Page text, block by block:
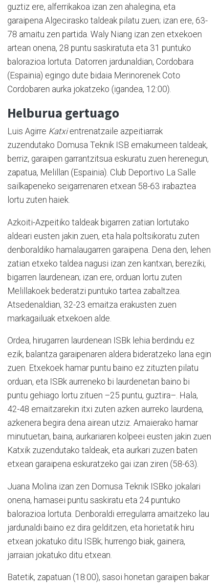
guztiz ere, alferrikakoa izan zen ahalegina, eta
garaipena Algecirasko taldeak pilatu zuen; izan ere, 63-
78 amaitu zen partida. Waly Niang izan zen etxekoen
artean onena, 28 puntu saskiratuta eta 31 puntuko
balorazioa lortuta. Datorren jardunaldian, Cordobara
(Espainia) egingo dute bidaia Merinorenek Coto
Cordobaren aurka jokatzeko (igandea, 12:00).
Helburua gertuago
Luis Agirre Katxientrenatzaile azpeitiarrak
zuzendutako Domusa Teknik ISB emakumeen taldeak,
berriz, garaipen garrantzitsua eskuratu zuen herenegun,
zapatua, Melillan (Espainia). Club Deportivo La Salle
sailkapeneko seigarrenaren etxean 58-63 irabaztea
lortu zuten haiek.
Azkoiti-Azpeitiko taldeak bigarren zatian lortutako
aldeari eusten jakin zuen, eta hala poltsikoratu zuten
denboraldiko hamalaugarren garaipena. Dena den, lehen
zatian etxeko taldea nagusi izan zen kantxan, bereziki,
bigarren laurdenean; izan ere, orduan lortu zuten
Melillakoek bederatzi puntuko tartea zabaltzea.
Atsedenaldian, 32-23 emaitza erakusten zuen
markagailuak etxekoen alde.
Ordea, hirugarren laurdenean ISBk lehia berdindu ez
ezik, balantza garaipenaren aldera bideratzeko lana egin
zuen. Etxekoek hamar puntu baino ez zituzten pilatu
orduan, eta ISBk aurreneko bi laurdenetan baino bi
puntu gehiago lortu zituen –25 puntu, guztira–. Hala,
42-48 emaitzarekin itxi zuten azken aurreko laurdena,
azkenera begira dena airean utziz. Amaierako hamar
minutuetan, baina, aurkariaren kolpeei eusten jakin zuen
Katxik zuzendutako taldeak, eta aurkari zuzen baten
etxean garaipena eskuratzeko gai izan ziren (58-63).
Juana Molina izan zen Domusa Teknik ISBko jokalari
onena, hamasei puntu saskiratu eta 24 puntuko
balorazioa lortuta. Denboraldi erregularra amaitzeko lau
jardunaldi baino ez dira gelditzen, eta horietatik hiru
etxean jokatuko ditu ISBk; hurrengo biak, gainera,
jarraian jokatuko ditu etxean.
Batetik, zapatuan (18:00), sasoi honetan garaipen bakar